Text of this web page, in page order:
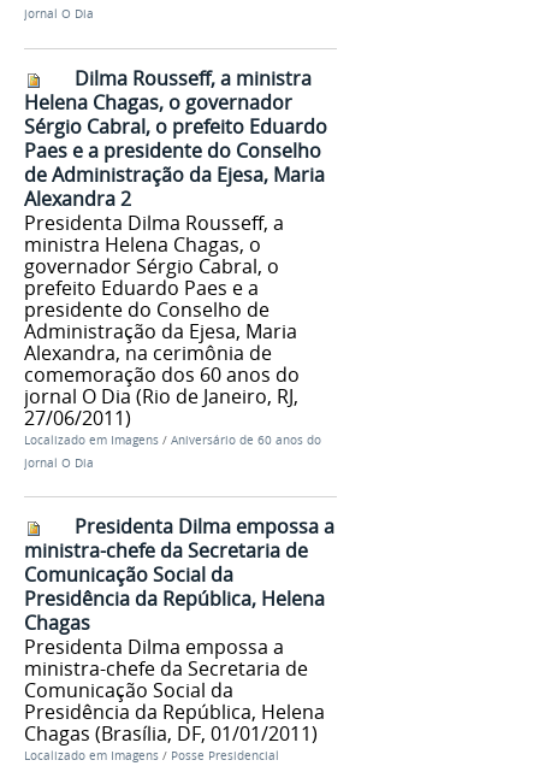
jornal O Dia
Dilma Rousseff, a ministra
Helena Chagas, o governador
Sérgio Cabral, o prefeito Eduardo
Paes e a presidente do Conselho
de Administração da Ejesa, Maria
Alexandra 2
Presidenta Dilma Rousseff, a
ministra Helena Chagas, o
governador Sérgio Cabral, o
prefeito Eduardo Paes e a
presidente do Conselho de
Administração da Ejesa, Maria
Alexandra, na cerimônia de
comemoração dos 60 anos do
jornal O Dia (Rio de Janeiro, RJ,
27/06/2011)
Localizado em Imagens / Aniversário de 60 anos do
jornal O Dia
Presidenta Dilma empossa a
ministra-chefe da Secretaria de
Comunicação Social da
Presidência da República, Helena
Chagas
Presidenta Dilma empossa a
ministra-chefe da Secretaria de
Comunicação Social da
Presidência da República, Helena
Chagas (Brasília, DF, 01/01/2011)
Localizado em Imagens / Posse Presidencial